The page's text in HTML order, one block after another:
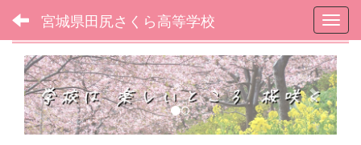
宮城県田尻さくら高等学校
フォトアルバム
p
r
e
v
n
e
x
t